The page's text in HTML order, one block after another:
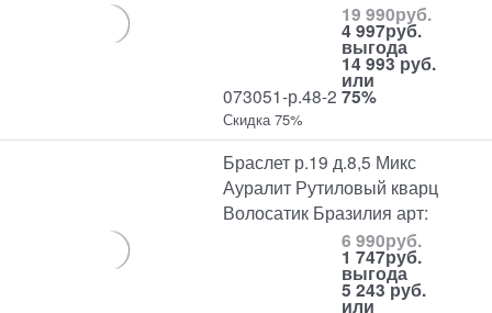
073051-р.48-2
19 990руб.
4 997руб.
выгода
14 993 руб.
или
75%
Скидка 75%
Браслет р.19 д.8,5 Микс
Ауралит Рутиловый кварц
Волосатик Бразилия арт:
6 990руб.
1 747руб.
выгода
5 243 руб.
или